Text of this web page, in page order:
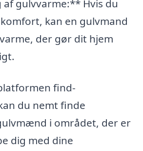
gulvvarme:** Hvis du
kan en gulvmand
der gør dit hjem
find-
du nemt finde
i området, der er
dig med dine